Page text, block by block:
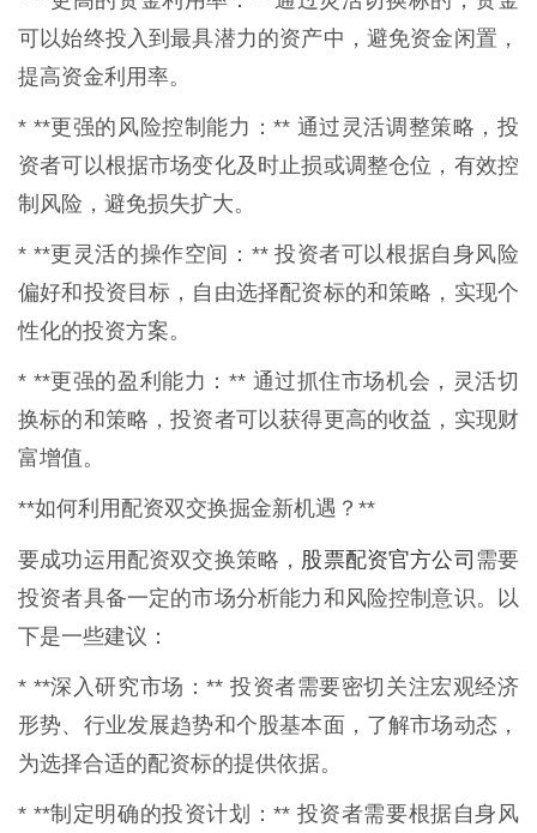
可以始终投入到最具潜力的资产中，避免资金闲置，
提高资金利用率。
* **更强的风险控制能力：** 通过灵活调整策略，投
资者可以根据市场变化及时止损或调整仓位，有效控
制风险，避免损失扩大。
* **更灵活的操作空间：** 投资者可以根据自身风险
偏好和投资目标，自由选择配资标的和策略，实现个
性化的投资方案。
* **更强的盈利能力：** 通过抓住市场机会，灵活切
换标的和策略，投资者可以获得更高的收益，实现财
富增值。
**如何利用配资双交换掘金新机遇？**
要成功运用配资双交换策略， 股票配资官方公司 需要
投资者具备一定的市场分析能力和风险控制意识。以
下是一些建议：
* **深入研究市场：** 投资者需要密切关注宏观经济
形势、行业发展趋势和个股基本面，了解市场动态，
为选择合适的配资标的提供依据。
* **制定明确的投资计划：** 投资者需要根据自身风